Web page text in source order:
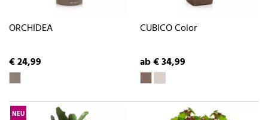
ORCHIDEA
€ 24,99
CUBICO Color
ab € 34,99
NEU